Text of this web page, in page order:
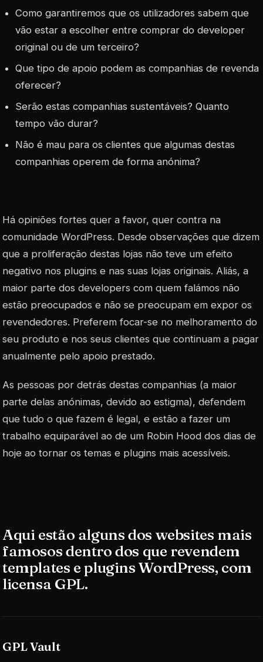
Como garantiremos que os utilizadores sabem que
vão estar a escolher entre comprar do developer
original ou de um terceiro?
Que tipo de apoio podem as companhias de revenda
oferecer?
Serão estas companhias sustentáveis? Quanto
tempo vão durar?
Não é mau para os clientes que algumas destas
companhias operem de forma anónima?
Há opiniões fortes quer a favor, quer contra na
comunidade WordPress. Desde observações que dizem
que a proliferação destas lojas não teve um efeito
negativo nos plugins e nas suas lojas originais. Aliás, a
maior parte dos developers com quem falámos não
estão preocupados e não se preocupam em expor os
revendedores. Preferem focar-se no melhoramento do
seu produto e nos seus clientes que continuam a pagar
anualmente pelo apoio prestado.
As pessoas por detrás destas companhias (a maior
parte delas anónimas, devido ao estigma), defendem
que tudo o que fazem é legal, e estão a fazer um
trabalho equiparável ao de um Robin Hood dos dias de
hoje ao tornar os temas e plugins mais acessíveis.
Aqui estão alguns dos websites mais
famosos dentro dos que revendem
templates e plugins WordPress, com
licensa GPL.
GPL Vault